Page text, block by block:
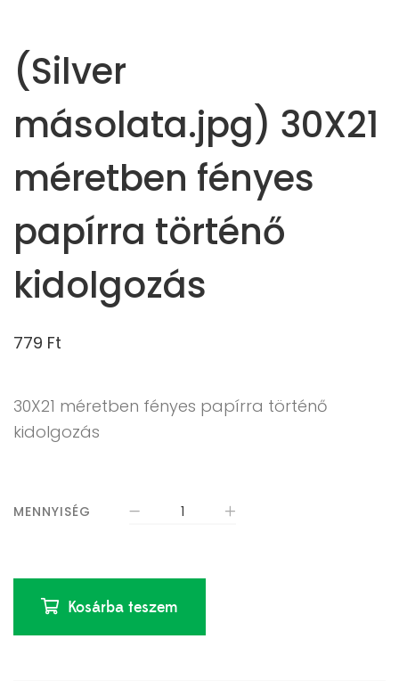
(Silver
másolata.jpg) 30X21
méretben fényes
papírra történő
kidolgozás
779 Ft
30X21 méretben fényes papírra történő
kidolgozás
MENNYISÉG
Kosárba teszem